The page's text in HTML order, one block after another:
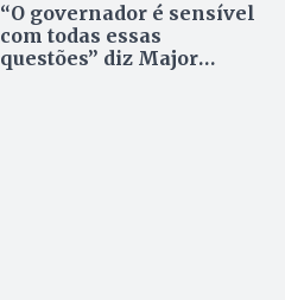
“O governador é sensível
com todas essas
questões” diz Major